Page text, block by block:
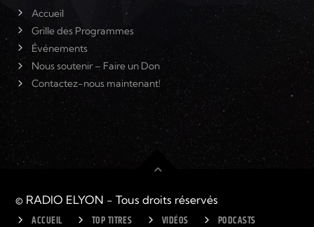
Accueil
Grille des Programmes
Événements
Nous soutenir – Faire un Don
Contactez-nous maintenant!
© RADIO ELYON - Tous droits réservés
ACCUEIL TOP TITRES VIDÉOS PODCASTS